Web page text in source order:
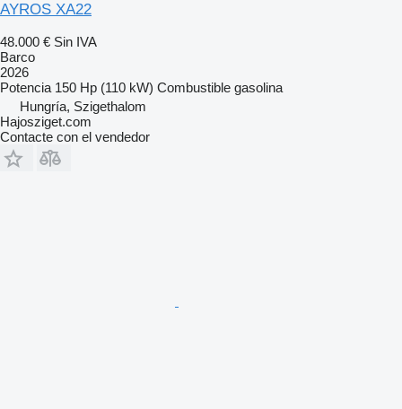
AYROS XA22
48.000 € Sin IVA
Barco
2026
Potencia 150 Hp (110 kW) Combustible gasolina
Hungría, Szigethalom
Hajosziget.com
Contacte con el vendedor